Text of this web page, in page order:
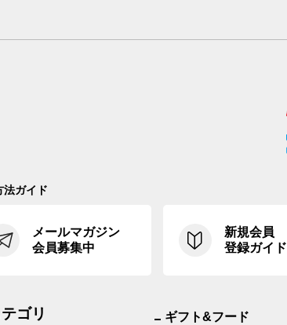
法ガイド
メールマガジン
会員募集中
新規会員
登録ガイド
ゴリ ギフト&フード